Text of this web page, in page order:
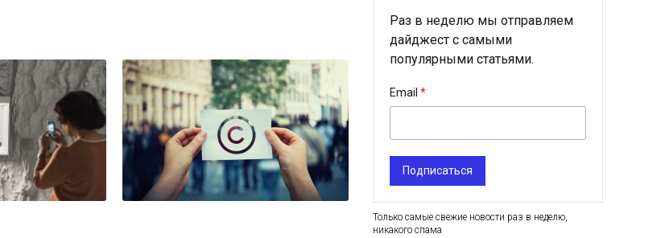
Раз в неделю мы отправляем
дайджест с самыми
популярными статьями.
Email
Подписаться
Только самые свежие новости раз в неделю,
никакого спама